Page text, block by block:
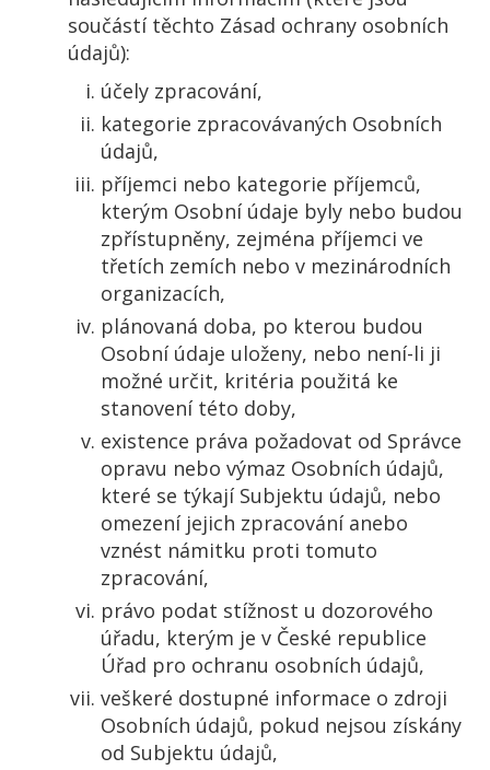
součástí těchto Zásad ochrany osobních
údajů):
účely zpracování,
kategorie zpracovávaných Osobních
údajů,
příjemci nebo kategorie příjemců,
kterým Osobní údaje byly nebo budou
zpřístupněny, zejména příjemci ve
třetích zemích nebo v mezinárodních
organizacích,
plánovaná doba, po kterou budou
Osobní údaje uloženy, nebo není-li ji
možné určit, kritéria použitá ke
stanovení této doby,
existence práva požadovat od Správce
opravu nebo výmaz Osobních údajů,
které se týkají Subjektu údajů, nebo
omezení jejich zpracování anebo
vznést námitku proti tomuto
zpracování,
právo podat stížnost u dozorového
úřadu, kterým je v České republice
Úřad pro ochranu osobních údajů,
veškeré dostupné informace o zdroji
Osobních údajů, pokud nejsou získány
od Subjektu údajů,